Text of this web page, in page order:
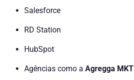
Salesforce
RD Station
HubSpot
Agências como a Agregga MKT